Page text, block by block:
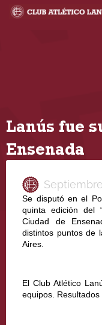
Lanús fue
Ensenada
Se disputó en el
quinta edición del
Ciudad de
distintos puntos de
Aires.
El Club Atlético
equipos.